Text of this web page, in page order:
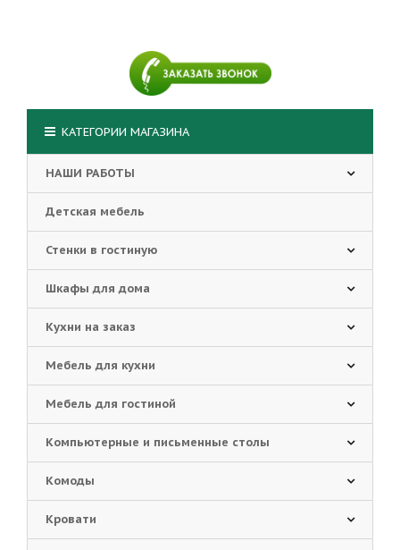
КАТЕГОРИИ МАГАЗИНА
НАШИ РАБОТЫ
Детская мебель
Стенки в гостиную
Шкафы для дома
Кухни на заказ
Мебель для кухни
Мебель для гостиной
Компьютерные и письменные столы
Комоды
Кровати